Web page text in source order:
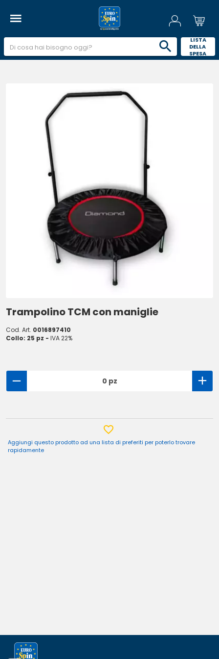
LISTA
DELLA
SPESA
Trampolino TCM con maniglie
Cod. Art. 0016897410
Collo: 25 pz - IVA 22%
0 pz
Aggiungi questo prodotto ad una lista di preferiti per poterlo trovare
rapidamente